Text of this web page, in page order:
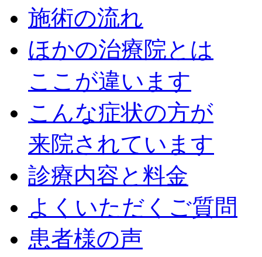
施術の流れ
ほかの治療院とは
ここが違います
こんな症状の方が
来院されています
診療内容と料金
よくいただくご質問
患者様の声